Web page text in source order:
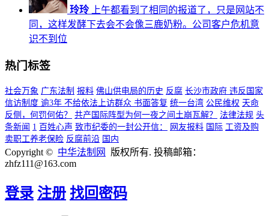
玲玲上午都看到了相同的报道了，只是网站不
同，这样发酵下去会不会像三鹿奶粉。公司客户危机意
识不到位
热门标签
社会万象 广东法制 报料 佛山供电局的历史 反腐 长沙市政府 违反国家
信访制度 逾3年 不给依法上访群众 书面答复 统一台湾 公民维权 天命
反侧，何罚何佑？
共产国际阵型为何一夜之间土崩瓦解？ 法律法规 头
条新闻 1 百姓心声 致市纪委的一封公开信： 网友报料 国际 工资及购
卖职工养老保睑 反腐前沿 国内
Copyright © 中华法制网
版权所有. 投稿邮箱：
zhfz111@163.com
登录 注册 找回密码